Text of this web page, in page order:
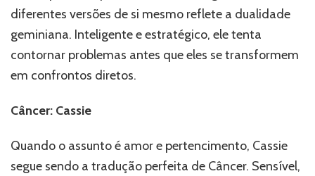
diferentes versões de si mesmo reflete a dualidade
geminiana. Inteligente e estratégico, ele tenta
contornar problemas antes que eles se transformem
em confrontos diretos.
Câncer: Cassie
Quando o assunto é amor e pertencimento, Cassie
segue sendo a tradução perfeita de Câncer. Sensível,